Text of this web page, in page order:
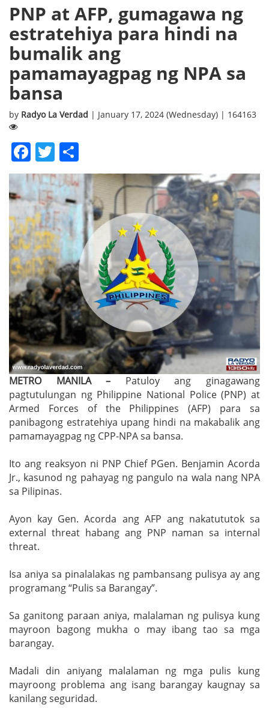
PNP at AFP, gumagawa ng
estratehiya para hindi na
bumalik ang
pamamayagpag ng NPA sa
bansa
by Radyo La Verdad | January 17, 2024 (Wednesday) | 164163
Facebook
Twitter
METRO MANILA – Patuloy ang ginagawang
pagtutulungan ng Philippine National Police (PNP) at
Armed Forces of the Philippines (AFP) para sa
panibagong estratehiya upang hindi na makabalik ang
pamamayagpag ng CPP-NPA sa bansa.
Ito ang reaksyon ni PNP Chief PGen. Benjamin Acorda
Jr., kasunod ng pahayag ng pangulo na wala nang NPA
sa Pilipinas.
Ayon kay Gen. Acorda ang AFP ang nakatututok sa
external threat habang ang PNP naman sa internal
threat.
Isa aniya sa pinalalakas ng pambansang pulisya ay ang
programang “Pulis sa Barangay”.
Sa ganitong paraan aniya, malalaman ng pulisya kung
mayroon bagong mukha o may ibang tao sa mga
barangay.
Madali din aniyang malalaman ng mga pulis kung
mayroong problema ang isang barangay kaugnay sa
kanilang seguridad.